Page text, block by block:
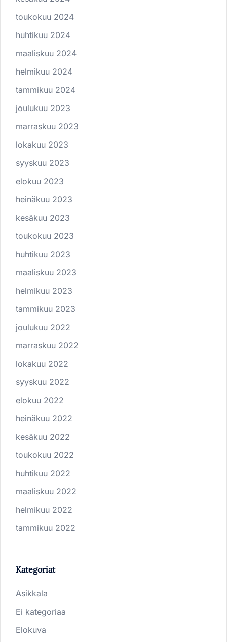
toukokuu 2024
huhtikuu 2024
maaliskuu 2024
helmikuu 2024
tammikuu 2024
joulukuu 2023
marraskuu 2023
lokakuu 2023
syyskuu 2023
elokuu 2023
heinäkuu 2023
kesäkuu 2023
toukokuu 2023
huhtikuu 2023
maaliskuu 2023
helmikuu 2023
tammikuu 2023
joulukuu 2022
marraskuu 2022
lokakuu 2022
syyskuu 2022
elokuu 2022
heinäkuu 2022
kesäkuu 2022
toukokuu 2022
huhtikuu 2022
maaliskuu 2022
helmikuu 2022
tammikuu 2022
Kategoriat
Asikkala
Ei kategoriaa
Elokuva